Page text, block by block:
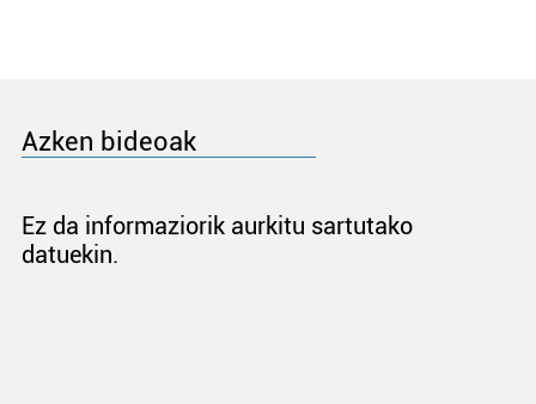
Azken bideoak
Ez da informaziorik aurkitu sartutako
datuekin.